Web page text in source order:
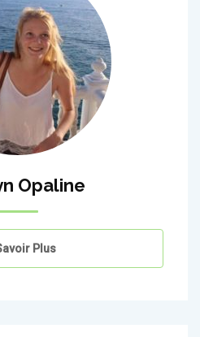
Opaline
Plus